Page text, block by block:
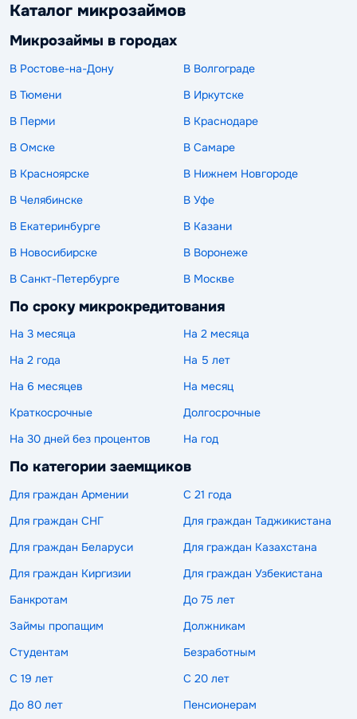
Каталог микрозаймов
Микрозаймы в городах
В Ростове-на-Дону
В Волгограде
В Тюмени
В Иркутске
В Перми
В Краснодаре
В Омске
В Самаре
В Красноярске
В Нижнем Новгороде
В Челябинске
В Уфе
В Екатеринбурге
В Казани
В Новосибирске
В Воронеже
В Санкт-Петербурге
В Москве
По сроку микрокредитования
На 3 месяца
На 2 месяца
На 2 года
На 5 лет
На 6 месяцев
На месяц
Краткосрочные
Долгосрочные
На 30 дней без процентов
На год
По категории заемщиков
Для граждан Армении
С 21 года
Для граждан СНГ
Для граждан Таджикистана
Для граждан Беларуси
Для граждан Казахстана
Для граждан Киргизии
Для граждан Узбекистана
Банкротам
До 75 лет
Займы пропащим
Должникам
Студентам
Безработным
С 19 лет
С 20 лет
До 80 лет
Пенсионерам